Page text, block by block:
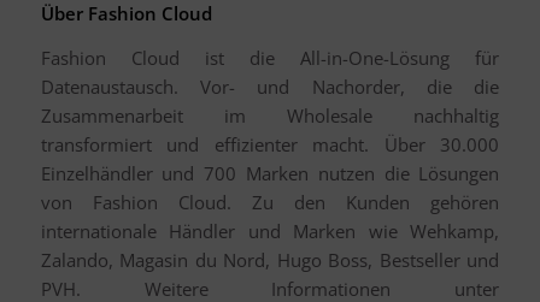
Über Fashion Cloud
Fashion Cloud ist die All-in-One-Lösung für
Datenaustausch. Vor- und Nachorder, die die
Zusammenarbeit im Wholesale nachhaltig
transformiert und effizienter macht. Über 30.000
Einzelhändler und 700 Marken nutzen die Lösungen
von Fashion Cloud. Zu den Kunden gehören
internationale Händler und Marken wie Wehkamp,
Zalando, Magasin du Nord, Hugo Boss, Bestseller und
PVH. Weitere Informationen unter